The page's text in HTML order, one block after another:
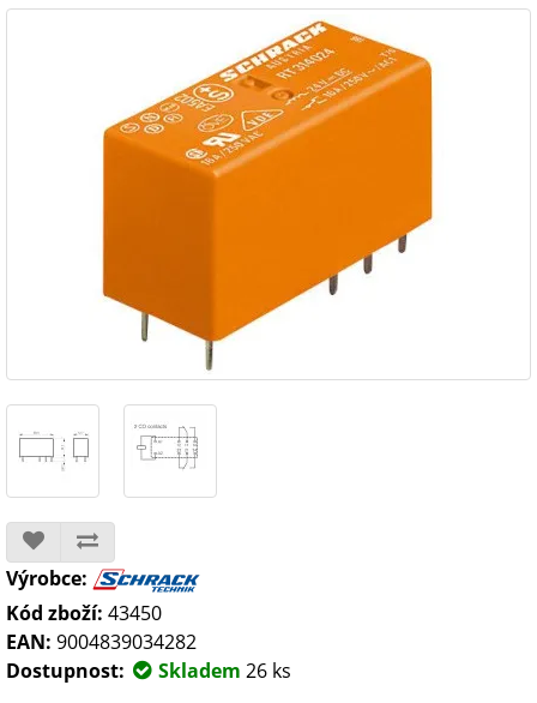
Výrobce:
Kód zboží: 43450
EAN: 9004839034282
Dostupnost:
Skladem 26 ks